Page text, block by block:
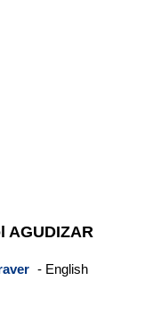
AGUDIZAR
- English